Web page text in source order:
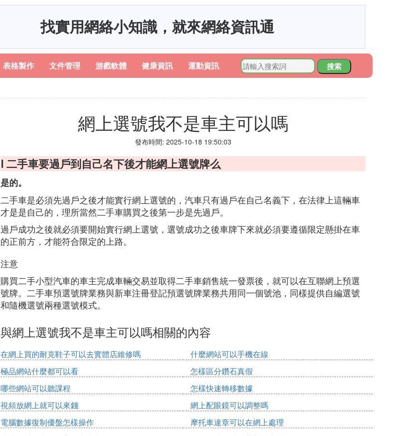
找實用網絡小知識，就來網絡資訊通
表格製作 文件管理 游戲軟體 健康資訊 運動資訊
搜索
網上選號我不是車主可以嗎
發布時間: 2025-10-18 19:50:03
Ⅰ 二手車要過戶到自己名下後才能網上選號牌么
是的。
二手車是必須先過戶之後才能實行網上選號的，汽車只有過戶在自己名義下，在法律上這輛車
才是是自己的，理所當然二手車購買之後第一步是先過戶。
過戶成功之後就必須要開始實行網上選號，選號成功之後車牌下來就必須要遵循限定懸掛在車
的正前方，才能符合限定的上路。
注意
購買二手小型汽車的車主完成車輛交易並取得二手車銷售統一發票後，就可以在互聯網上預選
號牌。二手車預選號牌業務與新車注冊登記預選號牌業務共用同一個號池，同樣提供自編選號
和隨機選號兩種選號模式。
與網上選號我不是車主可以嗎相關的內容
在網上買的耐克鞋子可以去實體店維修嗎
什麼網站可以手機在線
極品網站什麼都可以看
怎樣區分鑽石真假
哪些網站可以聽課程
怎樣快速轉移數據
視頻放網上就可以來錢
網上配眼鏡可以調整嗎
電腦數據復制優盤怎樣操作
摩托車違章可以在網上處理